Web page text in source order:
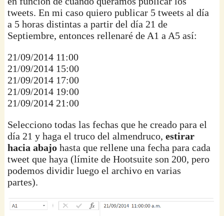
tweets. En mi caso quiero publicar 5 tweets al día
a 5 horas distintas a partir del día 21 de
Septiembre, entonces rellenaré de A1 a A5 así:
21/09/2014 11:00
21/09/2014 15:00
21/09/2014 17:00
21/09/2014 19:00
21/09/2014 21:00
Selecciono todas las fechas que he creado para el
día 21 y haga el truco del almendruco,estirar
hacia abajo hasta que rellene una fecha para cada
tweet que haya (límite de Hootsuite son 200, pero
podemos dividir luego el archivo en varias
partes).